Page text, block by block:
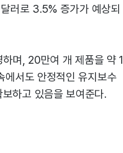
러로 3.5% 증가가 예상되
며, 20만여 개 제품을 약 1
서도 안정적인 유지보수
하고 있음을 보여준다.